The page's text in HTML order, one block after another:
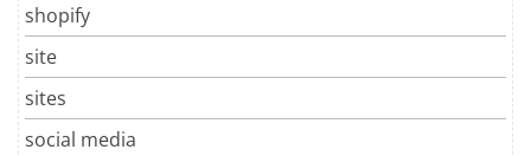
shopify
site
sites
social media